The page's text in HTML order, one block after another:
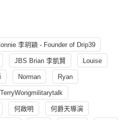
李玥穎 - Founder of Drip39
JBS Brian 李凱賢 Louise
Norman Ryan
何啟明 何爵天導演